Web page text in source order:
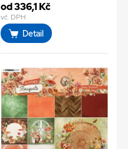
od 336,1 Kč
vč. DPH
Detail